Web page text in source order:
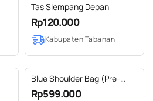
Tas Slempang Depan
Rp120.000
Kabupaten Tabanan
Blue Shoulder Bag (Pre-
Order)
Rp599.000